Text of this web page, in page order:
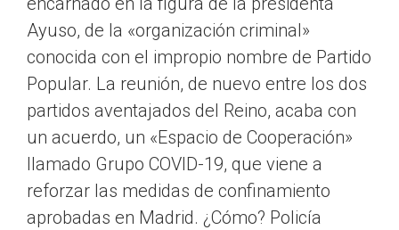
Ayuso, de la «organización criminal»
conocida con el impropio nombre de Partido
Popular. La reunión, de nuevo entre los dos
partidos aventajados del Reino, acaba con
un acuerdo, un «Espacio de Cooperación»
llamado Grupo COVID-19, que viene a
reforzar las medidas de confinamiento
aprobadas en Madrid. ¿Cómo? Policía